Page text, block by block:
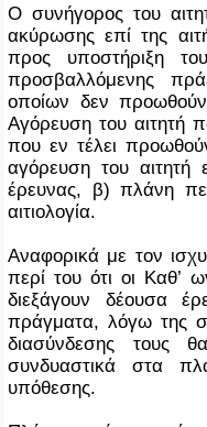
Ο συνήγορος του
ακύρωσης επί της
προς υποστήριξη
προσβαλλόμενης
οποίων δεν
Αγόρευση του αιτητή
που εν τέλει
αγόρευση του αιτητή
έρευνας, β) πλάνη
αιτιολογία.
Αναφορικά με τον
περί του ότι οι Καθ’
διεξάγουν δέουσα
πράγματα, λόγω της
διασύνδεσης τους
συνδυαστικά στα
υπόθεσης.